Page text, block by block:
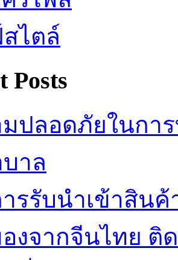
ไตล์
Posts
ปลอดภัยในกา
าล
รรับนำเข้าสิน
งจากจีนไทย ติ